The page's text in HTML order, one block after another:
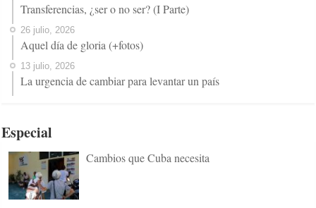
Transferencias, ¿ser o no ser? (I Parte)
26 julio, 2026
Aquel día de gloria (+fotos)
13 julio, 2026
La urgencia de cambiar para levantar un país
Especial
Cambios que Cuba necesita